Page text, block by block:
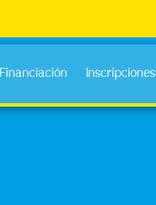
Financiación Inscripciones